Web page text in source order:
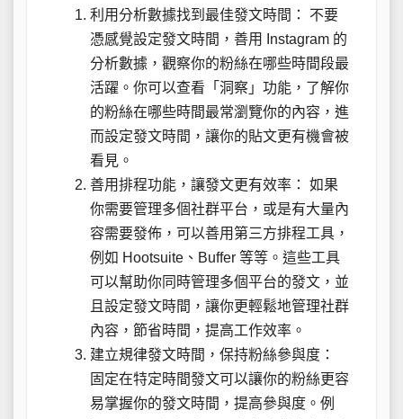
利用分析數據找到最佳發文時間： 不要
憑感覺設定發文時間，善用 Instagram 的
分析數據，觀察你的粉絲在哪些時間段最
活躍。你可以查看「洞察」功能，了解你
的粉絲在哪些時間最常瀏覽你的內容，進
而設定發文時間，讓你的貼文更有機會被
看見。
善用排程功能，讓發文更有效率： 如果
你需要管理多個社群平台，或是有大量內
容需要發佈，可以善用第三方排程工具，
例如 Hootsuite、Buffer 等等。這些工具
可以幫助你同時管理多個平台的發文，並
且設定發文時間，讓你更輕鬆地管理社群
內容，節省時間，提高工作效率。
建立規律發文時間，保持粉絲參與度：
固定在特定時間發文可以讓你的粉絲更容
易掌握你的發文時間，提高參與度。例